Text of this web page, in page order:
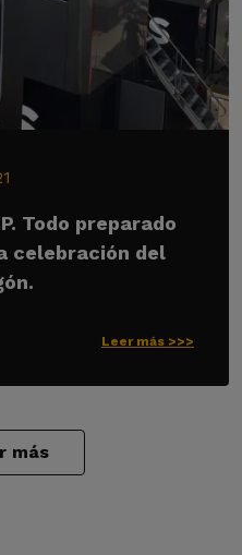
Todo preparado
celebración del
Leer más >>>
más